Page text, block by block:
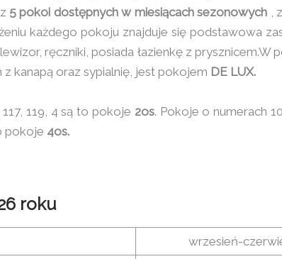
5 pokoi dostępnych w miesiącach sezonowych ,
każdego pokoju znajduje się podstawowa
ręczniki, posiada łazienkę z prysznicem.W
z kanapą oraz sypialnię, jest pokojem DE LUX.
119, 4 są to pokoje 2os. Pokoje o numerach
pokoje 4os.
roku
wrzesień-